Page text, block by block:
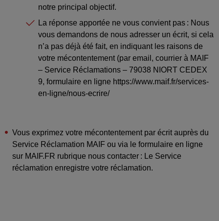
notre principal objectif.
La réponse apportée ne vous convient pas : Nous
vous demandons de nous adresser un écrit, si cela
n’a pas déjà été fait, en indiquant les raisons de
votre mécontentement (par email , courrier à MAIF
– Service Réclamations – 79038 NIORT CEDEX
9, formulaire en ligne https://www.maif.fr/services-
en-ligne/nous-ecrire/
Vous exprimez votre mécontentement par écrit auprès du
Service Réclamation MAIF ou via le formulaire en ligne
sur MAIF.FR rubrique nous contacter : Le Service
réclamation enregistre votre réclamation.